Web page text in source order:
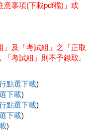
意事項(下載pdf檔) 」或
及「考試組」之「正取
考試組」則不予錄取。
點選下載)
下載)
點選下載)
下載)
)